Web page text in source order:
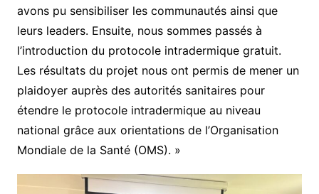
avons pu sensibiliser les communautés ainsi que
leurs leaders. Ensuite, nous sommes passés à
l’introduction du protocole intradermique gratuit.
Les résultats du projet nous ont permis de mener un
plaidoyer auprès des autorités sanitaires pour
étendre le protocole intradermique au niveau
national grâce aux orientations de l’Organisation
Mondiale de la Santé (OMS). »